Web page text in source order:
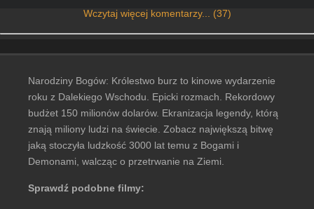
Wczytaj więcej komentarzy... (37)
Narodziny Bogów: Królestwo burz to kinowe wydarzenie
roku z Dalekiego Wschodu. Epicki rozmach. Rekordowy
budżet 150 milionów dolarów. Ekranizacja legendy, którą
znają miliony ludzi na świecie. Zobacz największą bitwę
jaką stoczyła ludzkość 3000 lat temu z Bogami i
Demonami, walcząc o przetrwanie na Ziemi.
Sprawdź podobne filmy: